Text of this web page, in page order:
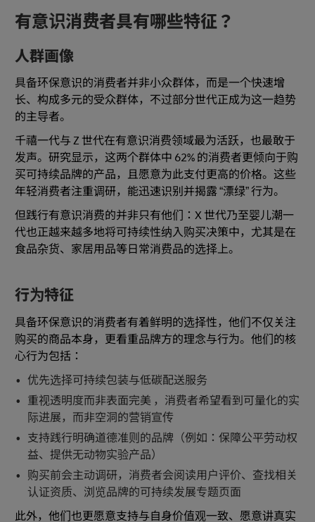
有意识消费者具有哪些特征？
人群画像
具备环保意识的消费者并非小众群体，而是一个快速增
长、构成多元的受众群体，不过部分世代正成为这一趋势
的主导者。
千禧一代与 Z 世代在有意识消费领域最为活跃，也最敢于
发声。研究显示，这两个群体中 62% 的消费者更倾向于购
买可持续品牌的产品，且愿意为此支付更高的价格。这些
年轻消费者注重调研，能迅速识别并揭露 “漂绿” 行为。
但践行有意识消费的并非只有他们：X 世代乃至婴儿潮一
代也正越来越多地将可持续性纳入购买决策中，尤其是在
食品杂货、家居用品等日常消费品的选择上。
行为特征
具备环保意识的消费者有着鲜明的选择性，他们不仅关注
购买的商品本身，更看重品牌方的理念与行为。他们的核
心行为包括：
优先选择可持续包装与低碳配送服务
重视透明度而非表面完美 ，消费者希望看到可量化的实
际进展，而非空洞的营销宣传
支持践行明确道德准则的品牌（例如：保障公平劳动权
益、提供无动物实验产品）
购买前会主动调研，消费者会阅读用户评价、查找相关
认证资质、浏览品牌的可持续发展专题页面
此外，他们也更愿意支持与自身价值观一致、愿意讲真实